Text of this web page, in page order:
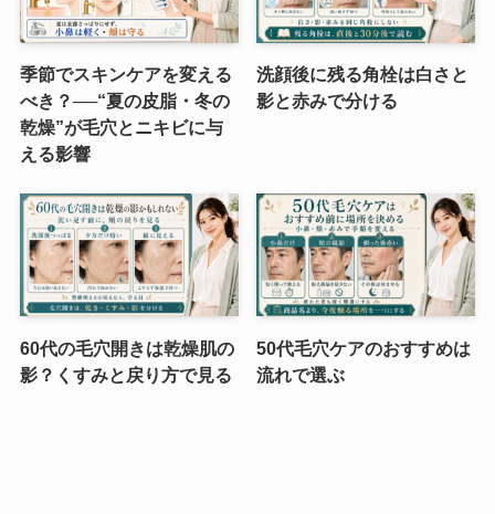
季節でスキンケアを変える
べき？──“夏の皮脂・冬の
乾燥”が毛穴とニキビに与
える影響
洗顔後に残る角栓は白さと
影と赤みで分ける
60代の毛穴開きは乾燥肌の
影？くすみと戻り方で見る
50代毛穴ケアのおすすめは
流れで選ぶ